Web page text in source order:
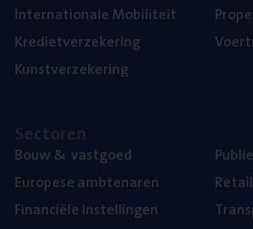
Inter­na­ti­o­na­le Mobiliteit
Kre­diet­ver­ze­ke­ring
Kunst­ver­ze­ke­ring
Bouw& vastgoed
Euro­pe­se ambtenaren
Finan­ci­ë­le instellingen
Retail